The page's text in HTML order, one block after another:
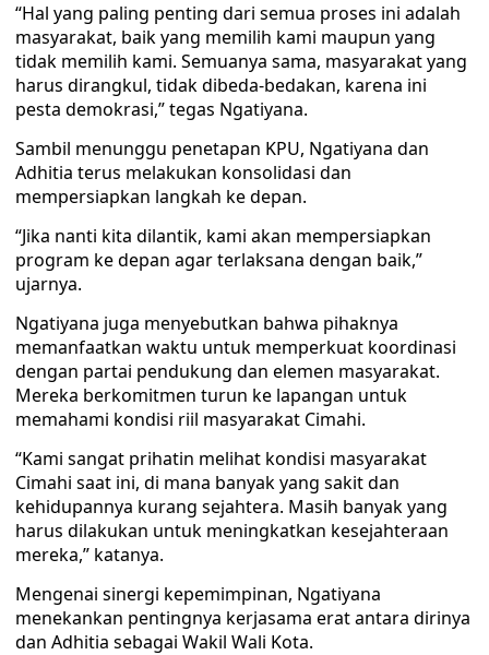
“Hal yang paling penting dari semua proses ini adalah
masyarakat, baik yang memilih kami maupun yang
tidak memilih kami. Semuanya sama, masyarakat yang
harus dirangkul, tidak dibeda-bedakan, karena ini
pesta demokrasi,” tegas Ngatiyana.
Sambil menunggu penetapan KPU, Ngatiyana dan
Adhitia terus melakukan konsolidasi dan
mempersiapkan langkah ke depan.
“Jika nanti kita dilantik, kami akan mempersiapkan
program ke depan agar terlaksana dengan baik,”
ujarnya.
Ngatiyana juga menyebutkan bahwa pihaknya
memanfaatkan waktu untuk memperkuat koordinasi
dengan partai pendukung dan elemen masyarakat.
Mereka berkomitmen turun ke lapangan untuk
memahami kondisi riil masyarakat Cimahi.
“Kami sangat prihatin melihat kondisi masyarakat
Cimahi saat ini, di mana banyak yang sakit dan
kehidupannya kurang sejahtera. Masih banyak yang
harus dilakukan untuk meningkatkan kesejahteraan
mereka,” katanya.
Mengenai sinergi kepemimpinan, Ngatiyana
menekankan pentingnya kerjasama erat antara dirinya
dan Adhitia sebagai Wakil Wali Kota.